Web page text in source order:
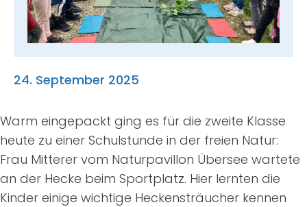
Suche
nach:
24. September 2025
Warm eingepackt ging es für die zweite Klasse
heute zu einer Schulstunde in der freien Natur:
Frau Mitterer vom Naturpavillon Übersee wartete
an der Hecke beim Sportplatz. Hier lernten die
Kinder einige wichtige Heckensträucher kennen